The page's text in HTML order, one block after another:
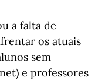
a falta de
os atuais
sem
e professores